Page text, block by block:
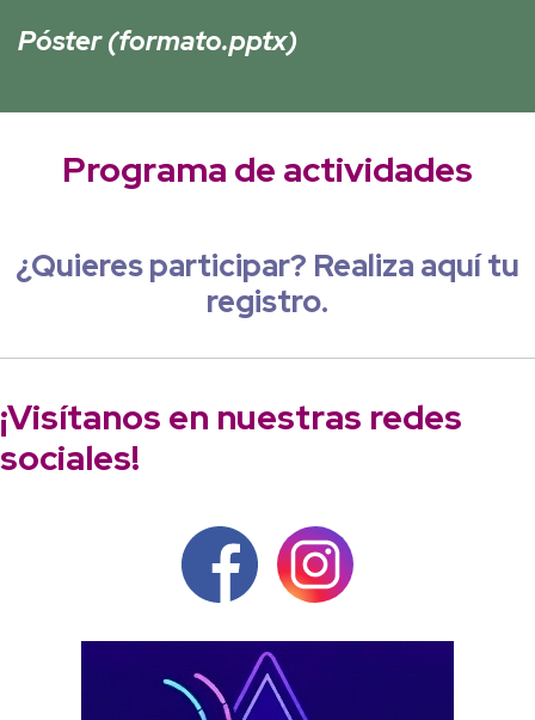
Póster (formato.pptx)
Programa de actividades
¿Quieres participar? Realiza aquí tu
registro.
¡Visítanos en nuestras redes
sociales!